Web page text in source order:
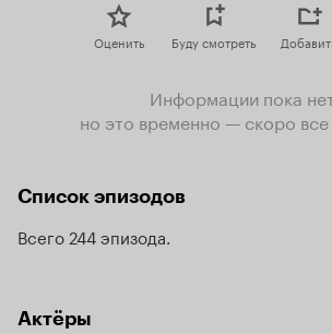
Оценить Буду смотреть
Информации пока
но это временно — скоро
Список эпизодов
Всего 244 эпизода
Актёры